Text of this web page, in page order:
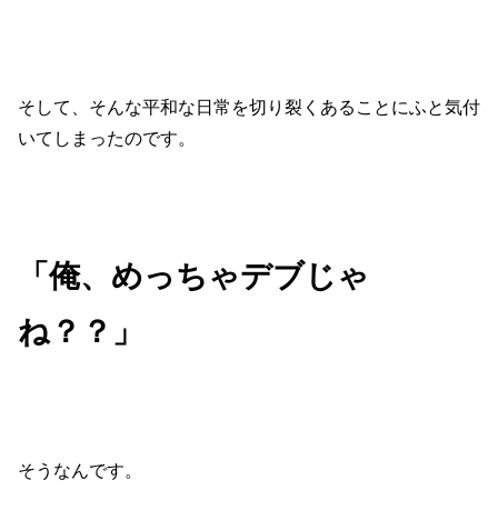
そして、そんな平和な日常を切り裂くあることにふと気付
いてしまったのです。
「俺、めっちゃデブじゃ
ね？？」
そうなんです。